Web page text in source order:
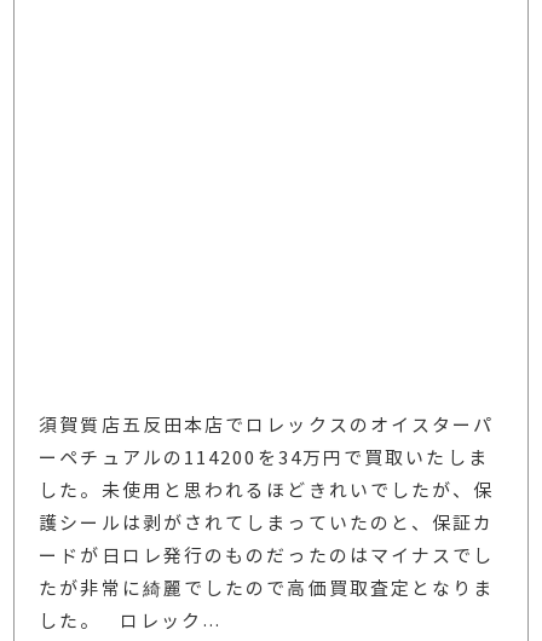
須賀質店五反田本店でロレックスのオイスターパ
ーペチュアルの114200を34万円で買取いたしま
した。未使用と思われるほどきれいでしたが、保
護シールは剥がされてしまっていたのと、保証カ
ードが日ロレ発行のものだったのはマイナスでし
たが非常に綺麗でしたので高価買取査定となりま
した。 ロレック …